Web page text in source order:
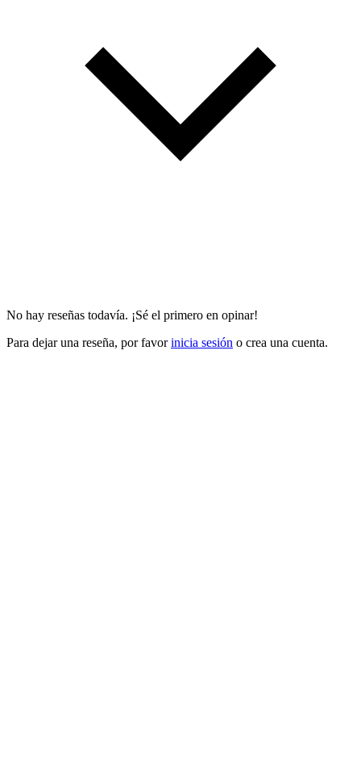
No hay reseñas todavía. ¡Sé el primero en opinar!
Para dejar una reseña, por favorinicia sesión o crea una cuenta.